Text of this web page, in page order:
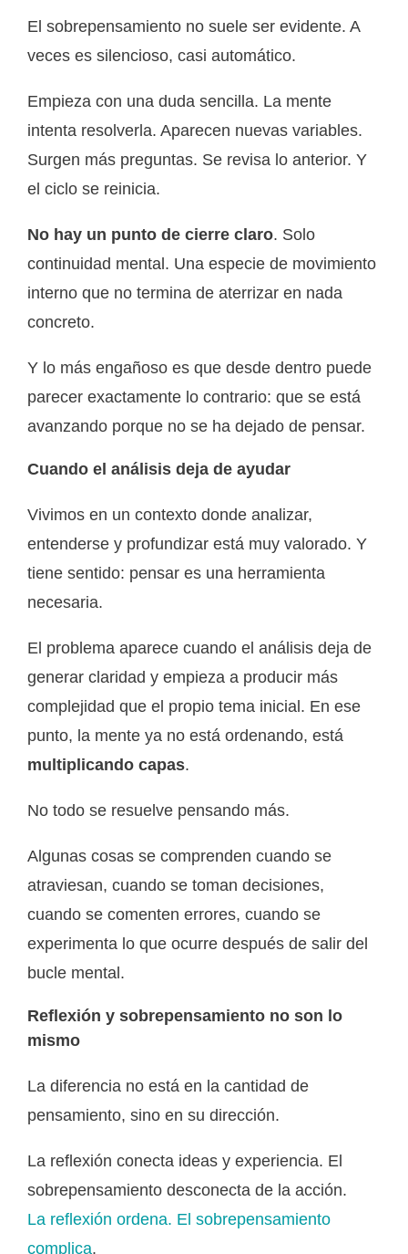
El sobrepensamiento no suele ser evidente. A
veces es silencioso, casi automático.
Empieza con una duda sencilla. La mente
intenta resolverla. Aparecen nuevas variables.
Surgen más preguntas. Se revisa lo anterior. Y
el ciclo se reinicia.
No hay un punto de cierre claro. Solo
continuidad mental. Una especie de movimiento
interno que no termina de aterrizar en nada
concreto.
Y lo más engañoso es que desde dentro puede
parecer exactamente lo contrario: que se está
avanzando porque no se ha dejado de pensar.
Cuando el análisis deja de ayudar
Vivimos en un contexto donde analizar,
entenderse y profundizar está muy valorado. Y
tiene sentido: pensar es una herramienta
necesaria.
El problema aparece cuando el análisis deja de
generar claridad y empieza a producir más
complejidad que el propio tema inicial. En ese
punto, la mente ya no está ordenando, está
multiplicando capas.
No todo se resuelve pensando más.
Algunas cosas se comprenden cuando se
atraviesan, cuando se toman decisiones,
cuando se comenten errores, cuando se
experimenta lo que ocurre después de salir del
bucle mental.
Reflexión y sobrepensamiento no son lo
mismo
La diferencia no está en la cantidad de
pensamiento, sino en su dirección.
La reflexión conecta ideas y experiencia. El
sobrepensamiento desconecta de la acción.
La reflexión ordena. El sobrepensamiento
complica.